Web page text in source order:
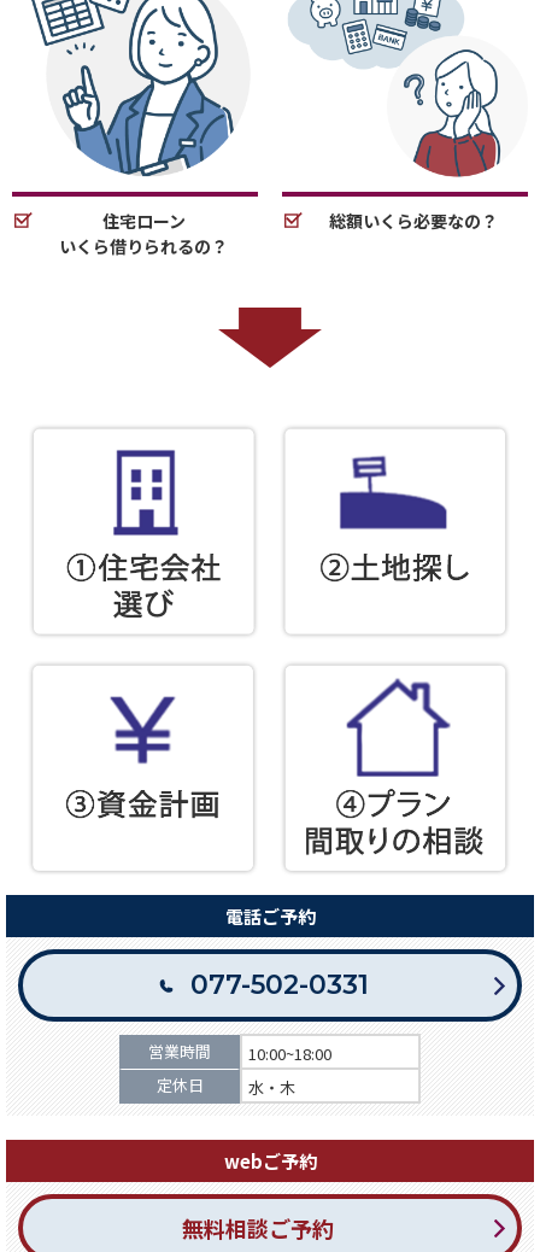
住宅ローン
いくら借りられるの？
総額いくら必要なの？
電話ご予約
077-502-0331
営業時間
10:00~18:00
定休日
水・木
webご予約
無料相談ご予約